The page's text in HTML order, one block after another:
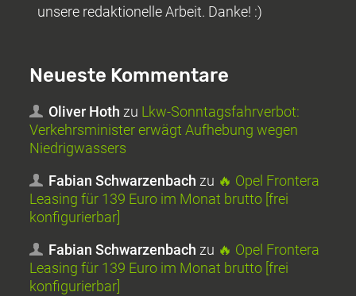
unsere redaktionelle Arbeit. Danke! :)
Neueste Kommentare
Oliver Hoth zu Lkw-Sonntagsfahrverbot:
Verkehrsminister erwägt Aufhebung wegen
Niedrigwassers
Fabian Schwarzenbach zu 🔥 Opel Frontera
Leasing für 139 Euro im Monat brutto [frei
konfigurierbar]
Fabian Schwarzenbach zu 🔥 Opel Frontera
Leasing für 139 Euro im Monat brutto [frei
konfigurierbar]